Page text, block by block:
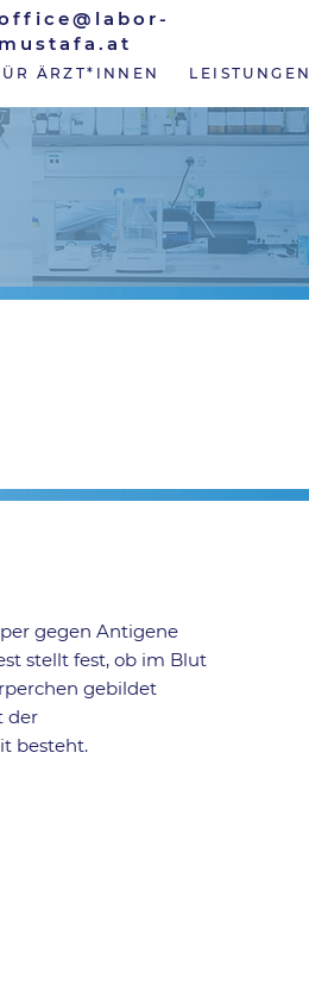
mustafa.at
ÄRZT*INNEN LEISTUNGEN
gegen Antigene
stellt fest, ob im Blut
gebildet
der
besteht.